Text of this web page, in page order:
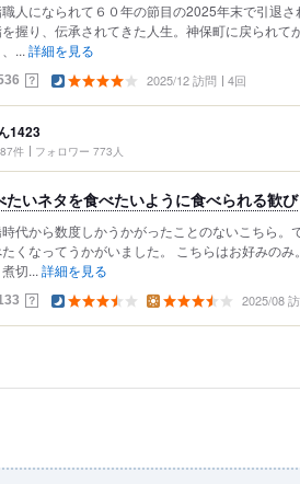
人になられて６０年の節目の2025年末で引退
握り、伝承されてきた人生。神保町に戻られて
... 詳細を見る
？ 2025/12 訪問 4回
1423
件 フォロワー 773人
たいネタを食べたいように食べられる歓び
代から数度しかうかがったことのないこちら
くなってうかがいました。 こちらはお好みの
切... 詳細を見る
？ 2025/08